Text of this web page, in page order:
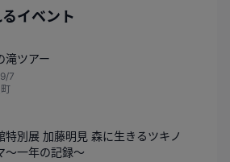
イベント
滝ツアー
7
特別展 加藤明見 森に生きるツキノ
～一年の記録～